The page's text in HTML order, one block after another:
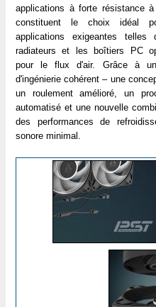
applications à forte résistance
constituent le choix idéal
applications exigeantes telles
radiateurs et les boîtiers PC
pour le flux d'air. Grâce à un
d'ingénierie cohérent – une
un roulement amélioré, un
automatisé et une nouvelle
des performances de
sonore minimal.